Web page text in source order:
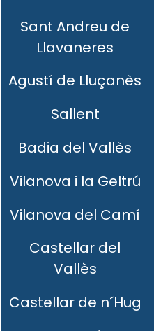
Sant Andreu de
Llavaneres
Agustí de Lluçanès
Sallent
Badia del Vallès
Vilanova i la Geltrú
Vilanova del Camí
Castellar del
Vallès
Castellar de n´Hug